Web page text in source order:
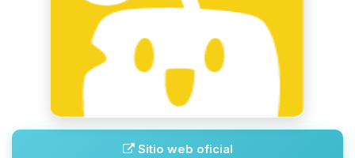
Sitio web oficial